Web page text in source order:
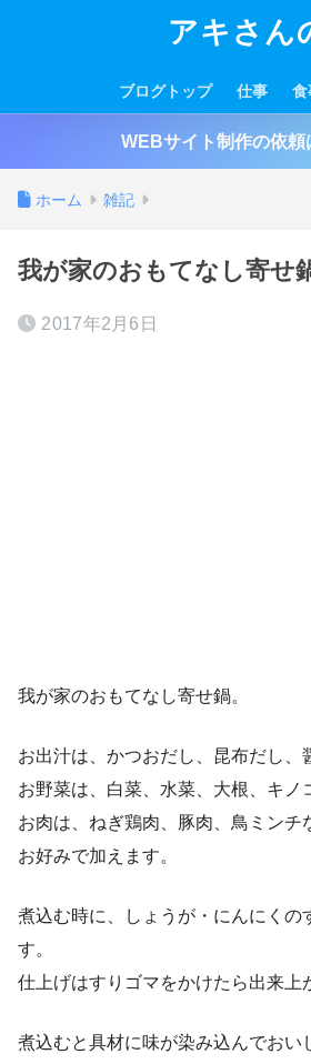
アキさん
ブログトップ 仕事 食
WEBサイト制作の依頼
ホーム 雑記
我が家のおもてなし寄せ
2017年2月6日
我が家のおもてなし寄せ鍋。
お出汁は、かつおだし、昆布だし、
お野菜は、白菜、水菜、大根、キノ
お肉は、ねぎ鶏肉、豚肉、鳥ミンチ
お好みで加えます。
煮込む時に、しょうが・にんにくの
す。
仕上げはすりゴマをかけたら出来上
煮込むと具材に味が染み込んでおい